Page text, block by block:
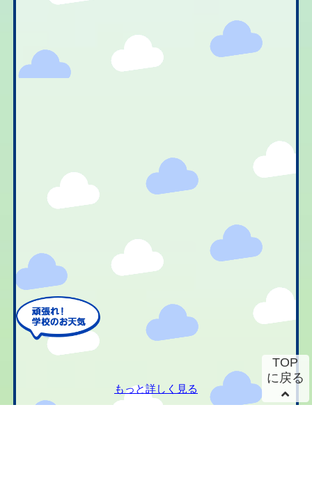
もっと詳しく見る
TOP
に戻る